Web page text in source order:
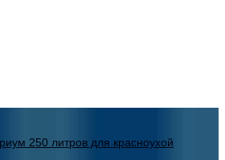
250 литров для красноухой